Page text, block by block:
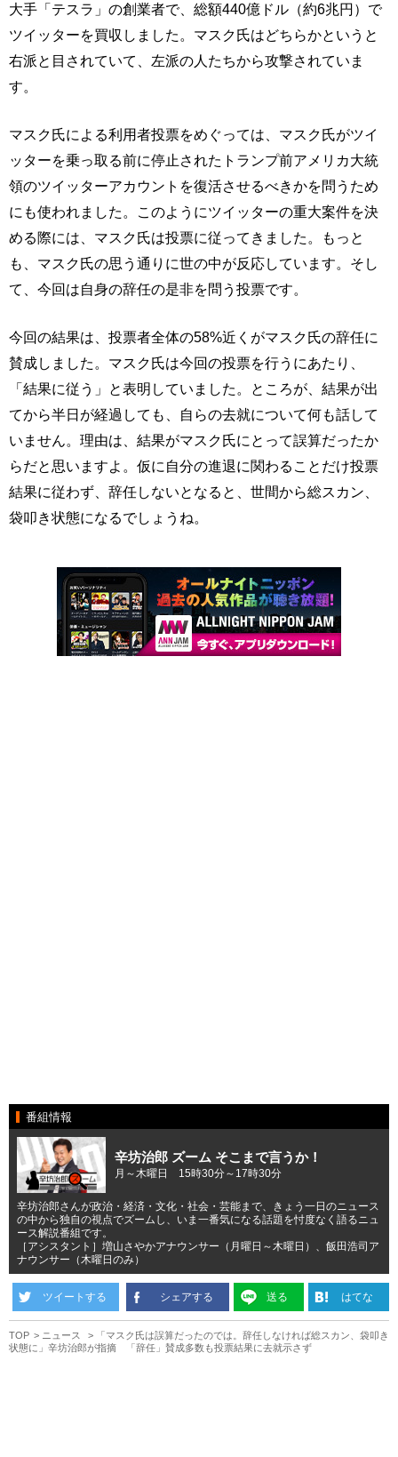
大手「テスラ」の創業者で、総額440億ドル（約6兆円）で
ツイッターを買収しました。マスク氏はどちらかというと
右派と目されていて、左派の人たちから攻撃されていま
す。
マスク氏による利用者投票をめぐっては、マスク氏がツイ
ッターを乗っ取る前に停止されたトランプ前アメリカ大統
領のツイッターアカウントを復活させるべきかを問うため
にも使われました。このようにツイッターの重大案件を決
める際には、マスク氏は投票に従ってきました。もっと
も、マスク氏の思う通りに世の中が反応しています。そし
て、今回は自身の辞任の是非を問う投票です。
今回の結果は、投票者全体の58%近くがマスク氏の辞任に
賛成しました。マスク氏は今回の投票を行うにあたり、
「結果に従う」と表明していました。ところが、結果が出
てから半日が経過しても、自らの去就について何も話して
いません。理由は、結果がマスク氏にとって誤算だったか
らだと思いますよ。仮に自分の進退に関わることだけ投票
結果に従わず、辞任しないとなると、世間から総スカン、
袋叩き状態になるでしょうね。
番組情報
辛坊治郎 ズーム そこまで言うか！
月～木曜日 15時30分～17時30分
辛坊治郎さんが政治・経済・文化・社会・芸能まで、きょう一日のニュース
の中から独自の視点でズームし、いま一番気になる話題を忖度なく語るニュ
ース解説番組です。
［アシスタント］増山さやかアナウンサー（月曜日～木曜日）、飯田浩司ア
ナウンサー（木曜日のみ）
ツイートする シェアする 送る はてな
TOP ニュース
「マスク氏は誤算だったのでは。辞任しなければ総スカン、袋叩き
状態に」辛坊治郎が指摘 「辞任」賛成多数も投票結果に去就示さず